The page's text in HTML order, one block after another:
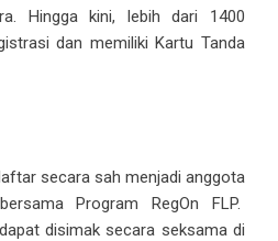
Hingga kini, lebih dari 1400
dan memiliki Kartu Tanda
secara sah menjadi anggota
Program RegOn FLP.
disimak secara seksama di